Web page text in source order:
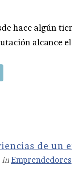
hace algún
alcance
de un
in Emprendedores